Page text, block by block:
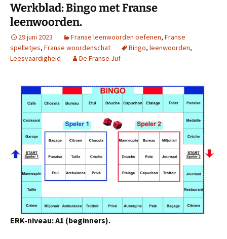
Werkblad: Bingo met Franse
leenwoorden.
29 juni 2023 Franse leenwoorden oefenen, Franse
spelletjes, Franse woordenschat Bingo, leenwoorden,
Leesvaardigheid
De Franse Juf
ERK-niveau: A1 (beginners).